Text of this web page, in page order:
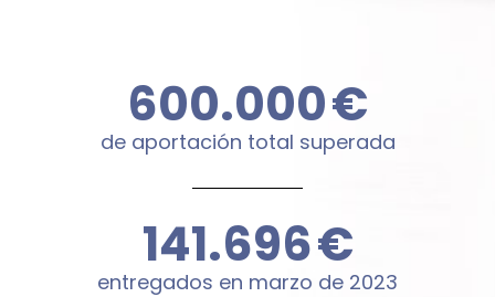
600.000€
de aportación total superada
144.000€
entregados en marzo de 2023